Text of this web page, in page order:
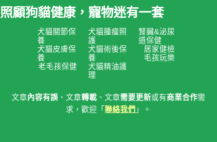
照顧狗貓健康，寵物迷有一套
犬貓關節保
養
犬貓皮膚保
養
老毛孩保健
犬貓腫瘤照
護
犬貓術後保
養
犬貓精油護
理
腎臟&泌尿
道保健
居家健檢
毛孩玩樂
文章內容有誤 、文章轉載 、文章需要更新或有商業合作需
求，歡迎「 聯絡我們 」。